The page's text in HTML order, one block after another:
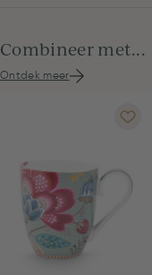
Combineer met...
Ontdek meer